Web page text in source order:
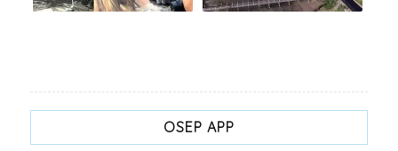
OSEP APP